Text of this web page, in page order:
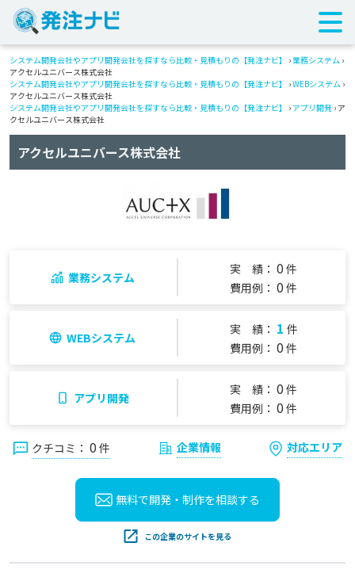
システム開発会社やアプリ開発会社を探すなら比較・見積もりの【発注ナビ】 › 業務システム ›
アクセルユニバース株式会社
システム開発会社やアプリ開発会社を探すなら比較・見積もりの【発注ナビ】
›WEBシステム ›
アクセルユニバース株式会社
システム開発会社やアプリ開発会社を探すなら比較・見積もりの【発注ナビ】
› アプリ開発 › ア
クセルユニバース株式会社
アクセルユニバース株式会社
業務システム
実 績： 0 件
費用例： 0 件
WEBシステム
実 績： 1 件
費用例： 0 件
アプリ開発
実 績： 0 件
費用例： 0 件
クチコミ： 0 件 企業情報 対応エリア
無料で開発・制作を相談する
この企業のサイトを見る